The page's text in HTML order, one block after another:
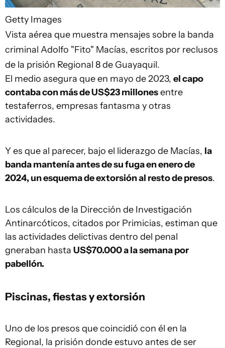
Getty Images
Vista aérea que muestra mensajes sobre la banda
criminal Adolfo "Fito" Macías, escritos por reclusos
de la prisión Regional 8 de Guayaquil.
El medio asegura que en mayo de 2023, el capo
contaba con más de US$23 millonesentre
testaferros, empresas fantasma y otras
actividades.
Y es que al parecer, bajo el liderazgo de Macías, la
banda mantenía antes de su fuga en enero de
2024, un esquema de extorsión al resto de presos.
Los cálculos de la Dirección de Investigación
Antinarcóticos, citados por Primicias, estiman que
las actividades delictivas dentro del penal
gneraban hasta US$70.000 a la semana por
pabellón.
Piscinas, fiestas y extorsión
Uno de los presos que coincidió con él en la
Regional, la prisión donde estuvo antes de ser